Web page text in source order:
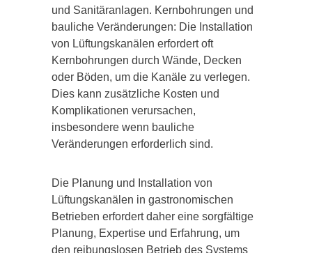
und Sanitäranlagen. Kernbohrungen und
bauliche Veränderungen: Die Installation
von Lüftungskanälen erfordert oft
Kernbohrungen durch Wände, Decken
oder Böden, um die Kanäle zu verlegen.
Dies kann zusätzliche Kosten und
Komplikationen verursachen,
insbesondere wenn bauliche
Veränderungen erforderlich sind.
Die Planung und Installation von
Lüftungskanälen in gastronomischen
Betrieben erfordert daher eine sorgfältige
Planung, Expertise und Erfahrung, um
den reibungslosen Betrieb des Systems